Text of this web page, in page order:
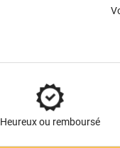
Heureux ou remboursé